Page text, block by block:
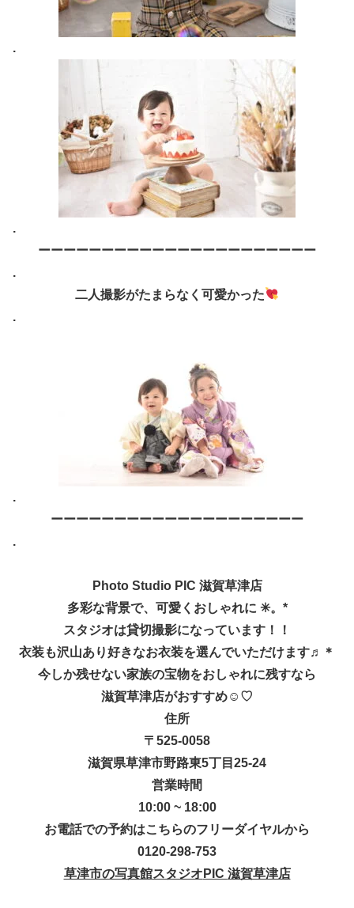
.
.
ーーーーーーーーーーーーーーーーーーーーーー
.
二人撮影がたまらなく可愛かった
.
.
ーーーーーーーーーーーーーーーーーーーー
.
Photo Studio PIC 滋賀草津店
多彩な背景で、可愛くおしゃれに ✳︎。*
スタジオは貸切撮影になっています！！
衣装も沢山あり好きなお衣装を選んでいただけます♬＊
今しか残せない家族の宝物をおしゃれに残すなら
滋賀草津店がおすすめ☺︎ ♡
住所
〒525-0058
滋賀県草津市野路東5丁目25-24
営業時間
10:00 ~ 18:00
お電話での予約はこちらのフリーダイヤルから
0120-298-753
草津市の写真館スタジオ PIC 滋賀草津店